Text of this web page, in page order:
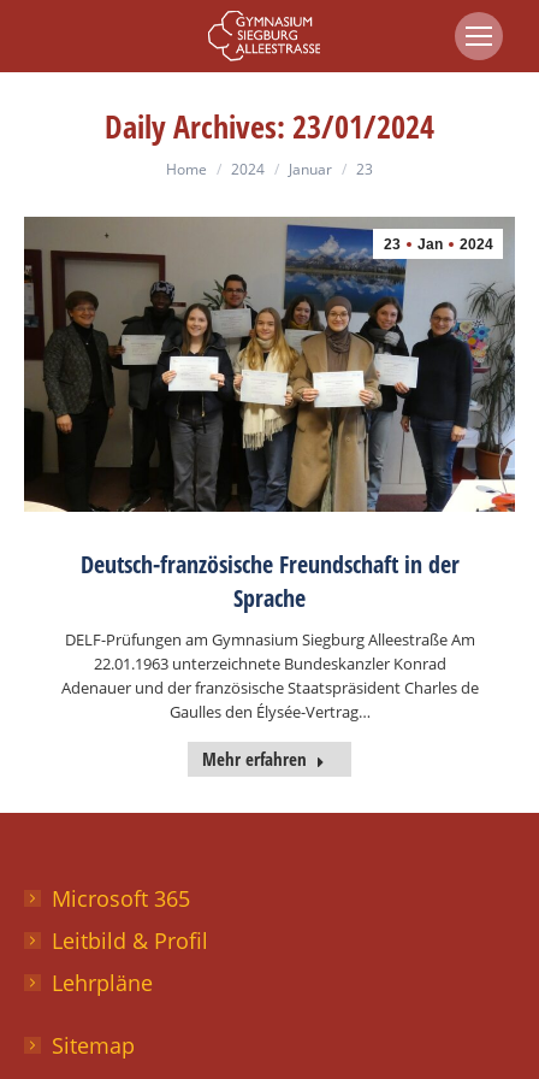
Daily Archives: 23/01/2024
You are here:
Home 2024 Januar 23
23 Jan 2024
Deutsch-französische Freundschaft in der
Sprache
DELF-Prüfungen am Gymnasium Siegburg Alleestraße Am
22.01.1963 unterzeichnete Bundeskanzler Konrad
Adenauer und der französische Staatspräsident Charles de
Gaulles den Élysée-Vertrag…
Mehr erfahren
Microsoft 365
Leitbild & Profil
Lehrpläne
Sitemap